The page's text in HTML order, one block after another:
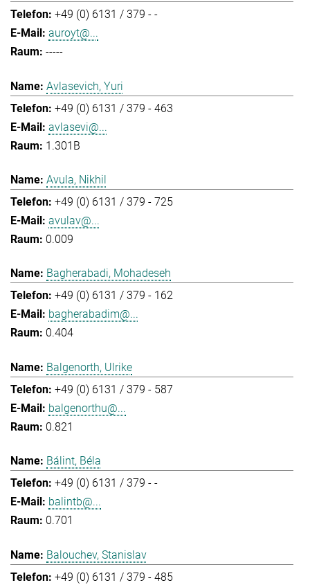
+49 (0) 6131 / 379 - -
auroyt@...
-----
Avlasevich, Yuri
+49 (0) 6131 / 379 - 463
avlasevi@...
1.301B
Avula, Nikhil
+49 (0) 6131 / 379 - 725
avulav@...
0.009
Bagherabadi, Mohadeseh
+49 (0) 6131 / 379 - 162
bagherabadim@...
0.404
Balgenorth, Ulrike
+49 (0) 6131 / 379 - 587
balgenorthu@...
0.821
Bálint, Béla
+49 (0) 6131 / 379 - -
balintb@...
0.701
Balouchev, Stanislav
+49 (0) 6131 / 379 - 485